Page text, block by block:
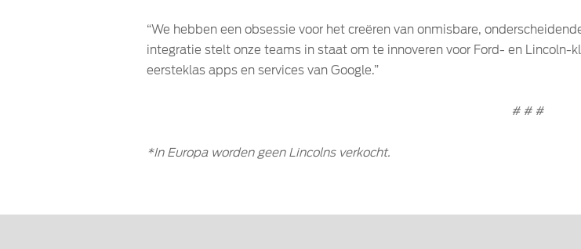
“We hebben een obsessie voor het creëren van onmisbare,
integratie stelt onze teams in staat om te innoveren voor Ford- en
eersteklas apps en services van Google.”
# # #
*In Europa worden geen Lincolns verkocht.